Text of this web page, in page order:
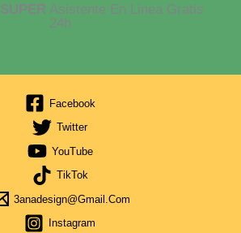
SUPERAsistente En Linea Gratis
24h
Facebook
Twitter
YouTube
TikTok
3anadesign@gmail.com
Instagram